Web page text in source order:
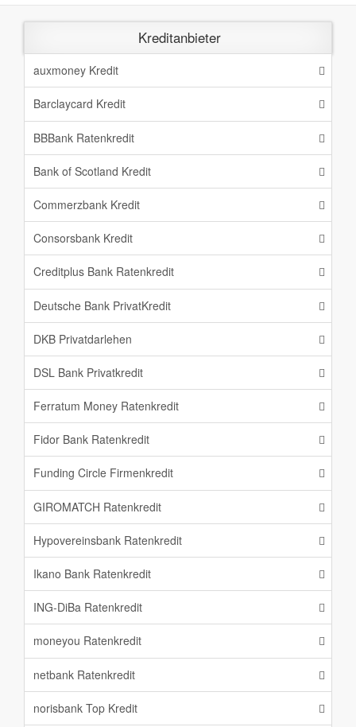
Kreditanbieter
auxmoney Kredit
Barclaycard Kredit
BBBank Ratenkredit
Bank of Scotland Kredit
Commerzbank Kredit
Consorsbank Kredit
Creditplus Bank Ratenkredit
Deutsche Bank PrivatKredit
DKB Privatdarlehen
DSL Bank Privatkredit
Ferratum Money Ratenkredit
Fidor Bank Ratenkredit
Funding Circle Firmenkredit
GIROMATCH Ratenkredit
Hypovereinsbank Ratenkredit
Ikano Bank Ratenkredit
ING-DiBa Ratenkredit
moneyou Ratenkredit
netbank Ratenkredit
norisbank Top Kredit